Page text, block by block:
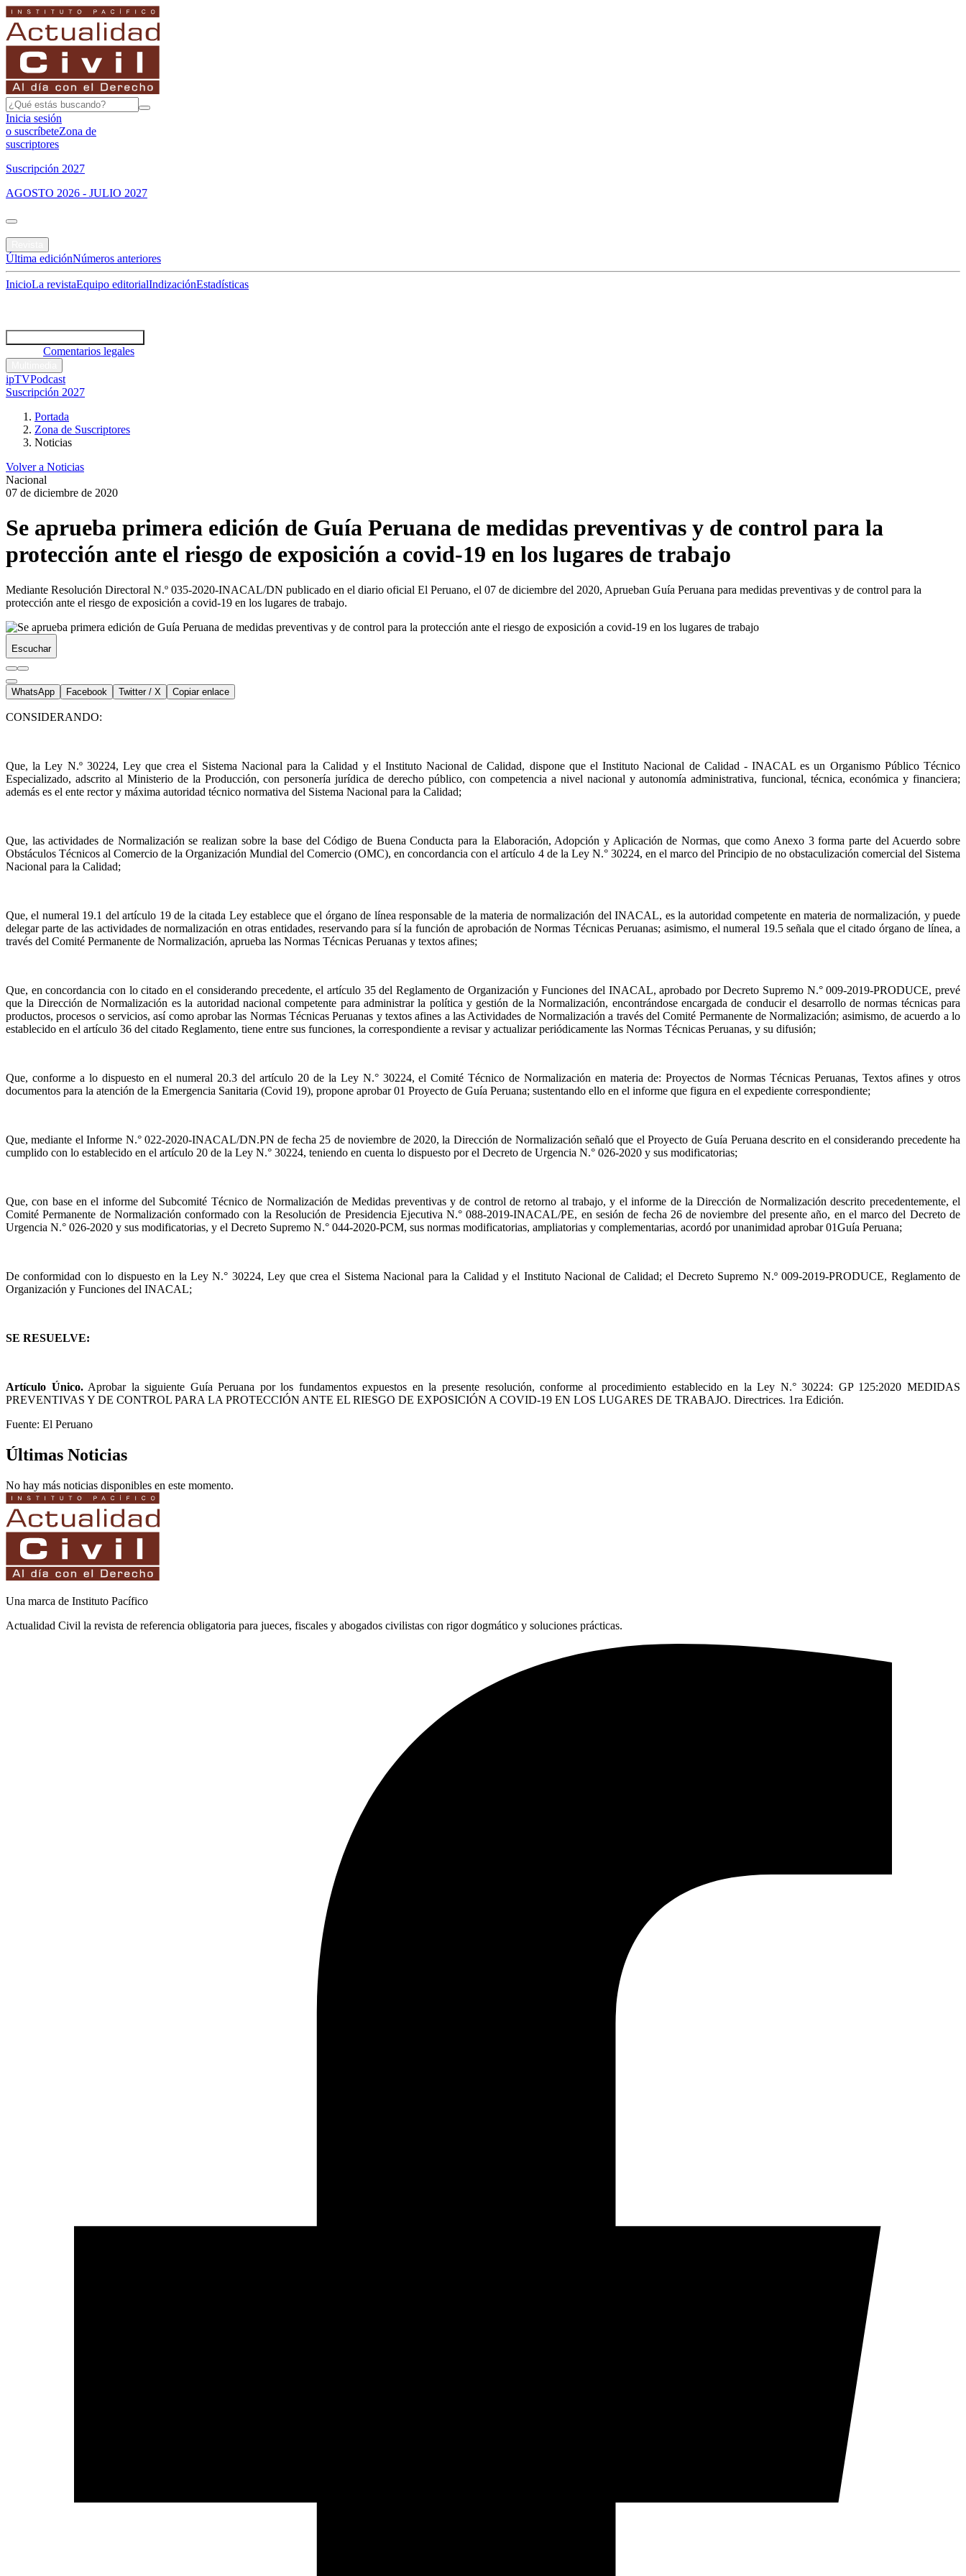
Inicia sesión
o suscríbeteZona de
suscriptores
Suscripción 2027
AGOSTO 2026 - JULIO 2027
Última ediciónNúmeros anteriores
InicioLa revistaEquipo editorialIndizaciónEstadísticas
Comentarios legales
ipTVPodcast
Suscripción 2027
Portada
Zona de Suscriptores
Noticias
Volver a Noticias
Nacional
07 de diciembre de 2020
Se aprueba primera edición de Guía Peruana de medidas preventivas y de control para la
protección ante el riesgo de exposición a covid-19 en los lugares de trabajo
Mediante Resolución Directoral N.º 035-2020-INACAL/DN publicado en el diario oficial El Peruano, el 07 de diciembre del 2020, Aprueban Guía Peruana para medidas preventivas y de control para la
protección ante el riesgo de exposición a covid-19 en los lugares de trabajo.
Escuchar
WhatsApp Facebook Twitter / X Copiar enlace
CONSIDERANDO:
Que, la Ley N.º 30224, Ley que crea el Sistema Nacional para la Calidad y el Instituto Nacional de Calidad, dispone que el Instituto Nacional de Calidad - INACAL es un Organismo Público Técnico
Especializado, adscrito al Ministerio de la Producción, con personería jurídica de derecho público, con competencia a nivel nacional y autonomía administrativa, funcional, técnica, económica y financiera;
además es el ente rector y máxima autoridad técnico normativa del Sistema Nacional para la Calidad;
Que, las actividades de Normalización se realizan sobre la base del Código de Buena Conducta para la Elaboración, Adopción y Aplicación de Normas, que como Anexo 3 forma parte del Acuerdo sobre
Obstáculos Técnicos al Comercio de la Organización Mundial del Comercio (OMC), en concordancia con el artículo 4 de la Ley N.° 30224, en el marco del Principio de no obstaculización comercial del Sistema
Nacional para la Calidad;
Que, el numeral 19.1 del artículo 19 de la citada Ley establece que el órgano de línea responsable de la materia de normalización del INACAL, es la autoridad competente en materia de normalización, y puede
delegar parte de las actividades de normalización en otras entidades, reservando para sí la función de aprobación de Normas Técnicas Peruanas; asimismo, el numeral 19.5 señala que el citado órgano de línea, a
través del Comité Permanente de Normalización, aprueba las Normas Técnicas Peruanas y textos afines;
Que, en concordancia con lo citado en el considerando precedente, el artículo 35 del Reglamento de Organización y Funciones del INACAL, aprobado por Decreto Supremo N.° 009-2019-PRODUCE, prevé
que la Dirección de Normalización es la autoridad nacional competente para administrar la política y gestión de la Normalización, encontrándose encargada de conducir el desarrollo de normas técnicas para
productos, procesos o servicios, así como aprobar las Normas Técnicas Peruanas y textos afines a las Actividades de Normalización a través del Comité Permanente de Normalización; asimismo, de acuerdo a lo
establecido en el artículo 36 del citado Reglamento, tiene entre sus funciones, la correspondiente a revisar y actualizar periódicamente las Normas Técnicas Peruanas, y su difusión;
Que, conforme a lo dispuesto en el numeral 20.3 del artículo 20 de la Ley N.° 30224, el Comité Técnico de Normalización en materia de: Proyectos de Normas Técnicas Peruanas, Textos afines y otros
documentos para la atención de la Emergencia Sanitaria (Covid 19), propone aprobar 01 Proyecto de Guía Peruana; sustentando ello en el informe que figura en el expediente correspondiente;
Que, mediante el Informe N.° 022-2020-INACAL/DN.PN de fecha 25 de noviembre de 2020, la Dirección de Normalización señaló que el Proyecto de Guía Peruana descrito en el considerando precedente ha
cumplido con lo establecido en el artículo 20 de la Ley N.° 30224, teniendo en cuenta lo dispuesto por el Decreto de Urgencia N.° 026-2020 y sus modificatorias;
Que, con base en el informe del Subcomité Técnico de Normalización de Medidas preventivas y de control de retorno al trabajo, y el informe de la Dirección de Normalización descrito precedentemente, el
Comité Permanente de Normalización conformado con la Resolución de Presidencia Ejecutiva N.° 088-2019-INACAL/PE, en sesión de fecha 26 de noviembre del presente año, en el marco del Decreto de
Urgencia N.° 026-2020 y sus modificatorias, y el Decreto Supremo N.° 044-2020-PCM, sus normas modificatorias, ampliatorias y complementarias, acordó por unanimidad aprobar 01Guía Peruana;
De conformidad con lo dispuesto en la Ley N.° 30224, Ley que crea el Sistema Nacional para la Calidad y el Instituto Nacional de Calidad; el Decreto Supremo N.º 009-2019-PRODUCE, Reglamento de
Organización y Funciones del INACAL;
SE RESUELVE:
Artículo Único.Aprobar la siguiente Guía Peruana por los fundamentos expuestos en la presente resolución, conforme al procedimiento establecido en la Ley N.° 30224: GP 125:2020 MEDIDAS
PREVENTIVAS Y DE CONTROL PARA LA PROTECCIÓN ANTE EL RIESGO DE EXPOSICIÓN A COVID-19 EN LOS LUGARES DE TRABAJO. Directrices. 1ra Edición.
Fuente: El Peruano
Últimas Noticias
No hay más noticias disponibles en este momento.
Una marca de Instituto Pacífico
Actualidad Civil la revista de referencia obligatoria para jueces, fiscales y abogados civilistas con rigor dogmático y soluciones prácticas.